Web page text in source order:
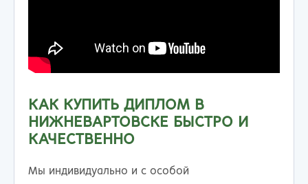
КАК КУПИТЬ ДИПЛОМ В
НИЖНЕВАРТОВСКЕ БЫСТРО И
КАЧЕСТВЕННО
Мы индивидуально и с особой